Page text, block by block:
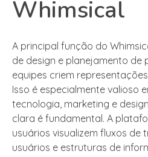
Whimsical
A principal função do
de design e planejamento de
equipes criem
Isso é especialmente valioso
tecnologia, marketing e
clara é fundamental. A
usuários visualizem fluxos de
usuários e estruturas de